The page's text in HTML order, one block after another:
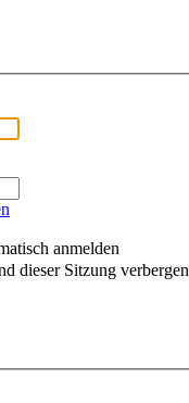
anmelden
dieser Sitzung verbergen